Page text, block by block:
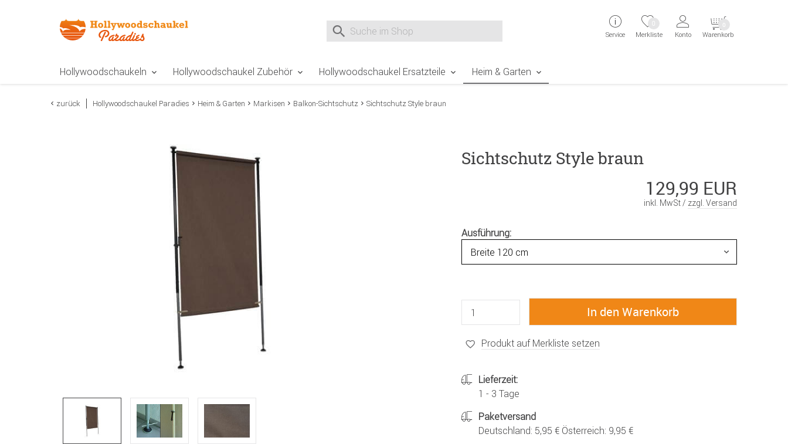
Suche nach
Service Merkliste
0
Konto Warenkorb
0
Hollywoodschaukeln Hollywoodschaukel Zubehör Hollywoodschaukel Ersatzteile Heim & Garten
zurück Hollywoodschaukel Paradies Heim & Garten Markisen Balkon-Sichtschutz Sichtschutz Style braun
Sichtschutz Style braun
129,99 EUR
inkl. MwSt / zzgl. Versand
Ausführung:
Produkt auf Merkliste setzen
Lieferzeit:
1 - 3 Tage
Paketversand
Deutschland: 5,95 € Österreich: 9,95 €